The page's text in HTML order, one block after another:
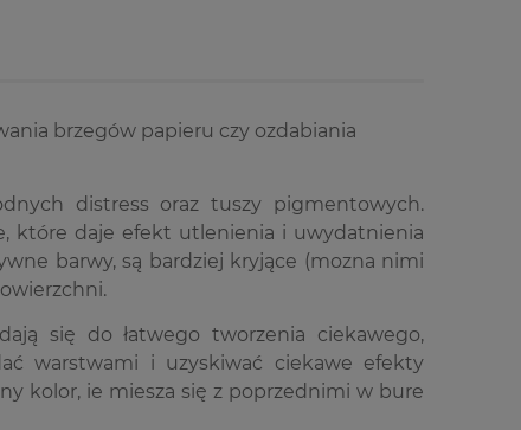
brzegów papieru czy ozdabiania
distress oraz tuszy pigmentowych.
które daje efekt utlenienia i uwydatnienia
barwy, są bardziej kryjące (mozna nimi
się do łatwego tworzenia ciekawego,
warstwami i uzyskiwać ciekawe efekty
kolor, ie miesza się z poprzednimi w bure